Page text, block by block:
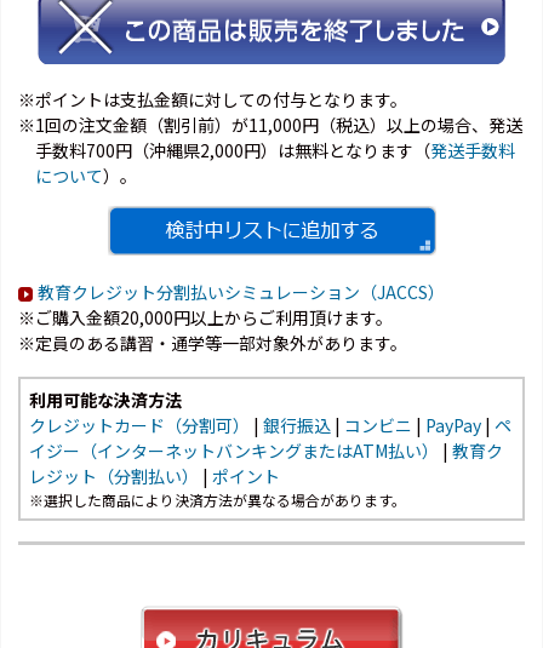
※ポイントは支払金額に対しての付与となります。
※1回の注文金額（割引前）が11,000円（税込）以上の場合、発送
手数料700円（沖縄県2,000円）は無料となります（発送手数料
について）。
教育クレジット分割払いシミュレーション（JACCS）
※ご購入金額20,000円以上からご利用頂けます。
※定員のある講習・通学等一部対象外があります。
利用可能な決済方法
クレジットカード（分割可）
| 銀行振込 | コンビニ | PayPay | ペ
イジー（インターネットバンキングまたはATM払い）
| 教育ク
レジット（分割払い）
| ポイント
※選択した商品により決済方法が異なる場合があります。